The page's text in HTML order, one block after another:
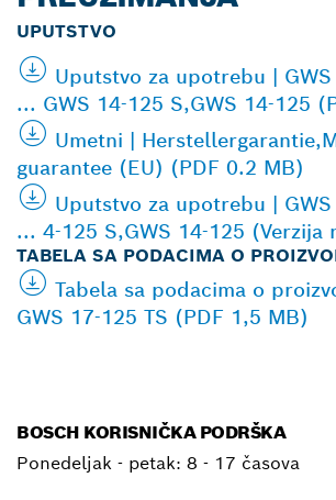
UPUTSTVO
Uputstvo za upotrebu |
... GWS 14-125 S,GWS 14-125
Umetni |
guarantee (EU) (PDF 0.2 MB)
Uputstvo za upotrebu |
... 4-125 S,GWS 14-125 (Verzija
TABELA SA PODACIMA O
Tabela sa podacima o
GWS 17-125 TS (PDF 1,5 MB)
BOSCH KORISNIČKA PODRŠKA
Ponedeljak - petak: 8 - 17 časova